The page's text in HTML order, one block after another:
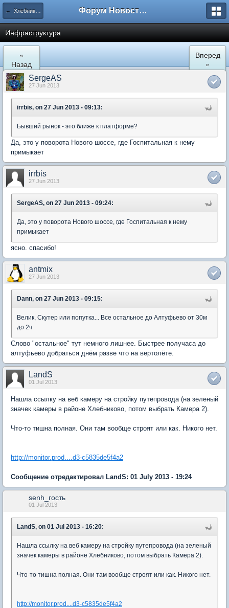
← Хлебниково Форум Новостройки
Инфраструктура
«
Назад
Вперед
»
SergeAS
27 Jun 2013
irrbis, on 27 Jun 2013 - 09:13:
Бывший рынок - это ближе к платформе?
Да, это у поворота Нового шоссе, где Госпитальная к нему
примыкает
irrbis
27 Jun 2013
SergeAS, on 27 Jun 2013 - 09:24:
Да, это у поворота Нового шоссе, где Госпитальная к нему
примыкает
ясно. спасибо!
antmix
27 Jun 2013
Dann, on 27 Jun 2013 - 09:15:
Велик, Скутер или попутка... Все остальное до Алтуфьево от 30м
до 2ч
Слово "остальное" тут немного лишнее. Быстрее получаса до
алтуфьево добраться днём разве что на вертолёте.
LandS
01 Jul 2013
Нашла ссылку на веб камеру на стройку путепровода (на зеленый
значек камеры в районе Хлебниково, потом выбрать Камера 2).
Что-то тишна полная. Они там вообще строят или как. Никого нет.
http://monitor.prod....d3-c5835de5f4a2
Сообщение отредактировал LandS: 01 July 2013 - 19:24
senh_гость
01 Jul 2013
LandS, on 01 Jul 2013 - 16:20:
Нашла ссылку на веб камеру на стройку путепровода (на зеленый
значек камеры в районе Хлебниково, потом выбрать Камера 2).
Что-то тишна полная. Они там вообще строят или как. Никого нет.
http://monitor.prod....d3-c5835de5f4a2